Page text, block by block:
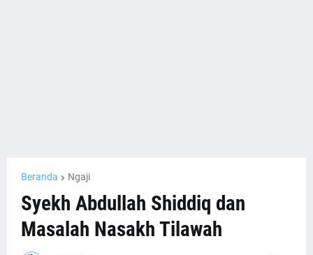
Beranda Ngaji
Syekh Abdullah Shiddiq dan
Masalah Nasakh Tilawah